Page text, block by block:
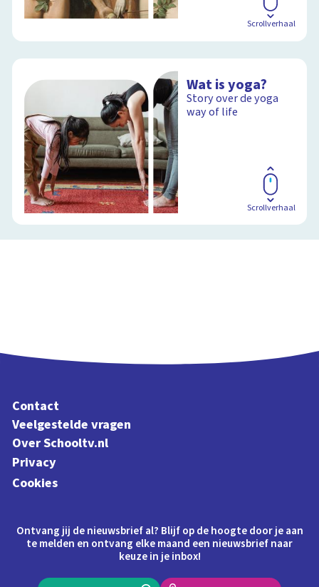
Scrollverhaal
Wat is yoga?
Story over de yoga
way of life
Scrollverhaal
Contact
Veelgestelde vragen
Over Schooltv.nl
Privacy
Cookies
Ontvang jij de nieuwsbrief al? Blijf op de hoogte door je aan
te melden en ontvang elke maand een nieuwsbrief naar
keuze in je inbox!